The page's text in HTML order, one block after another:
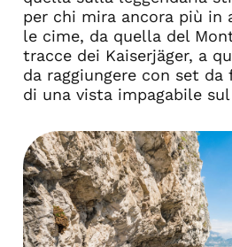
per chi mira ancora più in
le cime, da quella del
tracce dei Kaiserjäger, a
da raggiungere con set da
di una vista impagabile